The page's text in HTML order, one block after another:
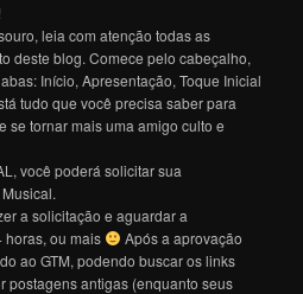
leia com atenção todas as
deste blog. Comece pelo cabeçalho,
Início, Apresentação, Toque Inicial
tudo que você precisa saber para
se tornar mais uma amigo culto e
você poderá solicitar sua
a solicitação e aguardar a
horas, ou mais
Após a aprovação
ao GTM, podendo buscar os links
postagens antigas (enquanto seus